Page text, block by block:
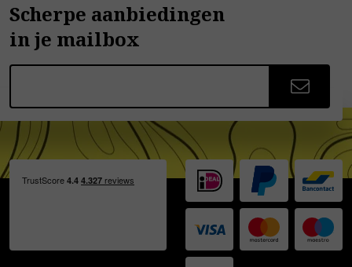
Scherpe aanbiedingen
in je mailbox